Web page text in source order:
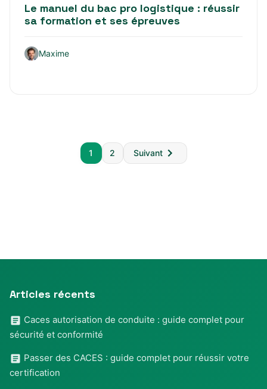
Le manuel du bac pro logistique : réussir
sa formation et ses épreuves
Maxime
Pagination
des
1 2 Suivant
Articles récents
Caces autorisation de conduite : guide complet pour
sécurité et conformité
Passer des CACES : guide complet pour réussir votre
certification